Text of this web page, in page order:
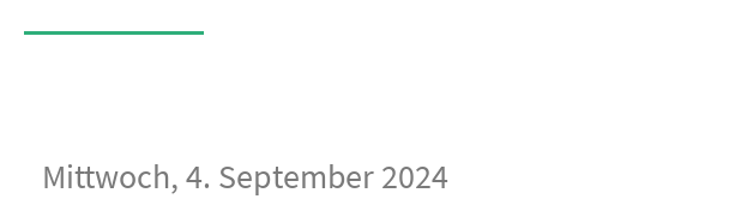
Mittwoch, 4. September 2024